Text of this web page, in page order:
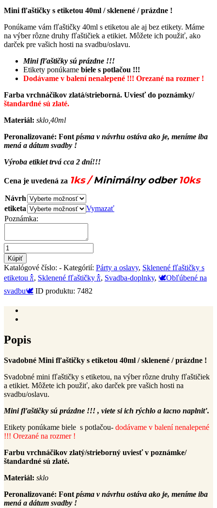
€0. 85
€1.10
Mini fľaštičky s etiketou 40ml / sklenené / prázdne !
Ponúkame vám fľaštičky 40ml s etiketou ale aj bez etikety. Máme
na výber rôzne druhy fľaštičiek a etikiet. Môžete ich použiť, ako
darček pre vašich hosti na svadbu/oslavu.
Mini fľaštičky sú prázdne !!!
Etikety ponúkame biele s potlačou !!!
Dodávame v balení nenalepené !!! Orezané na rozmer !
Farba vrchnáčikov zlatá/strieborná. Uviesť do poznámky/
štandardné sú zlaté.
Materiál: sklo,40ml
Peronalizované: Font písma v návrhu ostáva ako je, meníme iba
mená a dátum svadby !
Výroba etikiet trvá cca 2 dní!!!
Cena je uvedená za 1ks /Minimálny odber10ks
Návrh
etiketa
Vymazať
Poznámka:
množstvo
Mini
fľaštičky
s
etiketou
40ml
Kúpiť
Katalógové číslo: - Kategórií: Párty a oslavy, Sklenené fľaštičky s
etiketou 🍾, Sklenené fľaštičky 🍾, Svadba-doplnky, 🕊️Obľúbené na
svadbu🕊️ ID produktu: 7482
Popis
Svadobné Mini fľaštičky s etiketou 40ml / sklenené / prázdne !
Svadobné mini fľaštičky s etiketou, na výber rôzne druhy fľaštičiek
a etikiet. Môžete ich použiť, ako darček pre vašich hosti na
svadbu/oslavu.
Mini fľaštičky sú prázdne !!! , viete si ich rýchlo a lacno naplniť.
Etikety ponúkame biele s potlačou- dodávame v balení nenalepené
!!! Orezané na rozmer !
Farbu vrchnáčikov zlatý/strieborný uviesť v poznámke/
štandardné sú zlaté.
Materiál: sklo
Peronalizované: Font písma v návrhu ostáva ako je, meníme iba
mená a dátum svadby !